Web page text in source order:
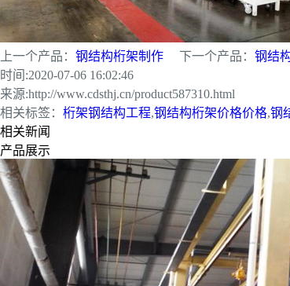
上一个产品： 钢结构桁架制作 下一个产品： 钢结
时间:2020-07-06 16:02:46
来源:http://www.cdsthj.cn/product587310.html
相关标签： 桁架钢结构工程,钢结构桁架价格价格,钢
相关新闻
产品展示